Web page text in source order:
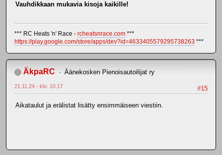
Vauhdikkaan mukavia kisoja kaikille!
*** RC Heats 'n' Race - rcheatsnrace.com ***
https://play.google.com/store/apps/dev?id=4633405579295738263 ***
ÄkpaRC Äänekosken Pienoisautoilijat ry
#15
21.11.24 - klo: 10.17
Aikataulut ja erälistat lisätty ensimmäiseen viestiin.